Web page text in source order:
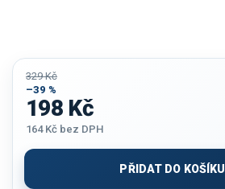
329 Kč
–39 %
198 Kč
164 Kč bez DPH
cena:
PŘIDAT DO KOŠÍKU